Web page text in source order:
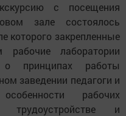
с посещения
зале состоялось
которого закрепленные
рабочие лаборатории
принципах работы
заведении педагоги и
рабочих
и